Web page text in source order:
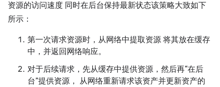
资源的访问速度 同时在后台保持最新状态该策略大致如下
所示：
第一次请求资源时，从网络中提取资源 将其放在缓存
中，并返回网络响应。
对于后续请求，先从缓存中提供资源，然后再“在后
台”提供资源， 从网络重新请求该资产并更新资产的